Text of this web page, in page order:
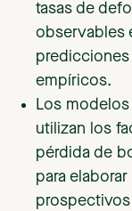
tasas de
observables
empíricos.
Los
utilizan los
pérdida de
para
prospectivos